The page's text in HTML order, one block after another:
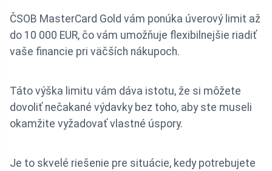
ČSOB MasterCard Gold vám ponúka úverový limit až
do 10 000 EUR, čo vám umožňuje flexibilnejšie riadiť
vaše financie pri väčších nákupoch.
Táto výška limitu vám dáva istotu, že si môžete
dovoliť nečakané výdavky bez toho, aby ste museli
okamžite vyžadovať vlastné úspory.
Je to skvelé riešenie pre situácie, kedy potrebujete